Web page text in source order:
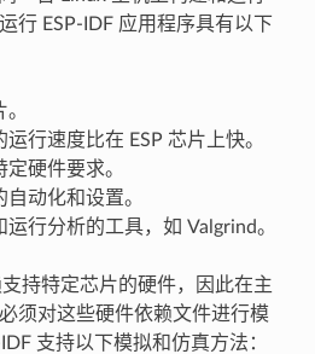
行 ESP-IDF 应用程序具有以下
行速度比在 ESP 芯片上快。
硬件要求。
动化和设置。
行分析的工具，如 Valgrind。
持特定芯片的硬件，因此在主
须对这些硬件依赖文件进行模
支持以下模拟和仿真方法：